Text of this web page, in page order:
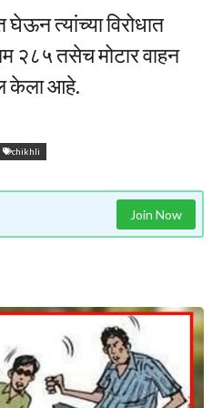
घेऊन त्यांच्या विरोधात
२८५ तसेच मोटार वाहन
केला आहे.
chikhli
Join Now